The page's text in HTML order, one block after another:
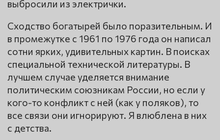
выбросили из электрички.
Сходство богатырей было поразительным. И
в промежутке с 1961 по 1976 года он написал
сотни ярких, удивительных картин. В поисках
специальной технической литературы. В
лучшем случае уделяется внимание
политическим союзникам России, но если у
кого-то конфликт с ней (как у поляков), то
все связи они игнорируют. Я влюблена в них
с детства.